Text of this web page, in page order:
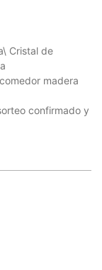
Cristal de
madera
confirmado y